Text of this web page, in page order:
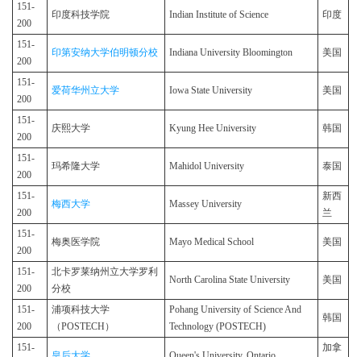
151-
200
印度科技学院 Indian Institute of Science 印度
151-
200
印第安纳大学伯明顿分校 Indiana University Bloomington 美国
151-
200
爱荷华州立大学 Iowa State University 美国
151-
200
庆熙大学 Kyung Hee University 韩国
151-
200
玛希隆大学 Mahidol University 泰国
151-
200
梅西大学 Massey University
新西
兰
151-
200
梅奥医学院 Mayo Medical School 美国
151-
200
北卡罗莱纳州立大学罗利
分校
North Carolina State University 美国
151-
200
浦项科技大学
（POSTECH）
Pohang University of Science And
Technology (POSTECH)
韩国
151-
加拿